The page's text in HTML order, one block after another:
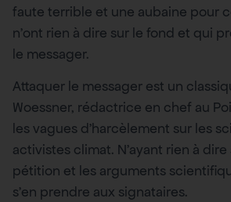
faute terrible et une aubaine pour
n’ont rien à dire sur le fond et qui
le messager.
Attaquer le messager est un
Woessner, rédactrice en chef au
les vagues d’harcèlement sur les
activistes climat. N’ayant rien à
pétition et les arguments
s’en prendre aux signataires.